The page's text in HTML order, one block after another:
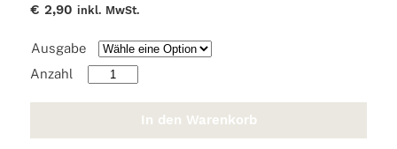
€ 2,90 inkl. MwSt.
Ausgabe
In den Warenkorb